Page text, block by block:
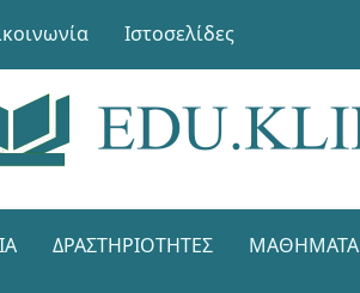
Ιστοσελίδες
ΔΡΑΣΤΗΡΙΌΤΗΤΕΣ ΜΑΘΉΜΑΤΑ